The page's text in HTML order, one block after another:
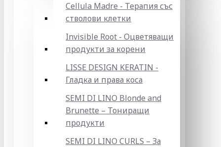
Cellula Madre - Терапия със
стволови клетки
Invisible Root - Оцветяващи
продукти за корени
LISSE DESIGN KERATIN -
Гладка и права коса
SEMI DI LINO Blonde and
Brunette – Тониращи
продукти
SEMI DI LINO CURLS – За